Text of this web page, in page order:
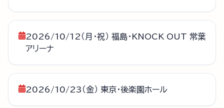
2026/10/12（月・祝） 福島・KNOCK OUT 常葉
アリーナ
2026/10/23（金） 東京・後楽園ホール